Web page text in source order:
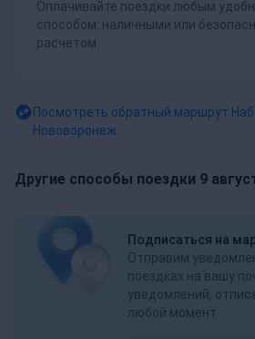
Оплачивайте поездки любым
способом: наличными или
расчетом.
Посмотреть обратный маршрут
Нововоронеж
Другие способы поездки 9
Подписаться на
Отправим
поездках на вашу
уведомлений,
любой момент